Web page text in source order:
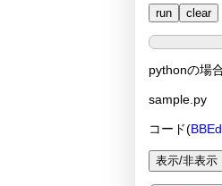
pythonの場合
sample.py
コード(